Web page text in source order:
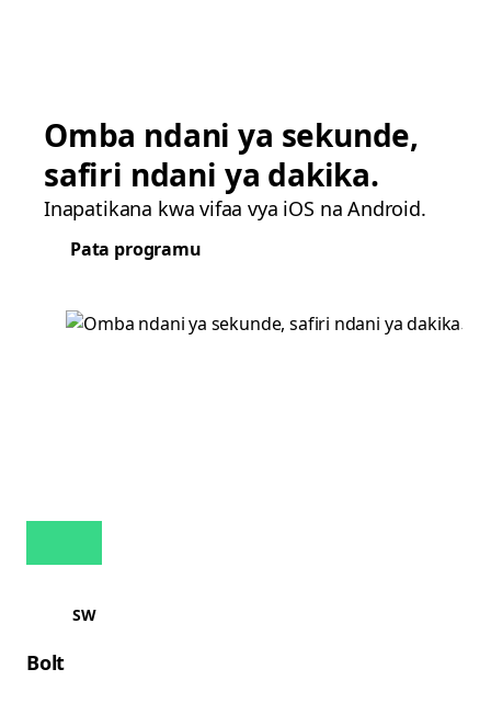
Omba ndani ya sekunde,
safiri ndani ya dakika.
Inapatikana kwa vifaa vya iOS na Android.
Pata programu
SW
Bolt